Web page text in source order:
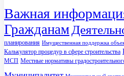
Важная
Гражданам
планирования Имущественная поддержка
Калькулятор процедур в сфере строительства
МСП Местные нормативы